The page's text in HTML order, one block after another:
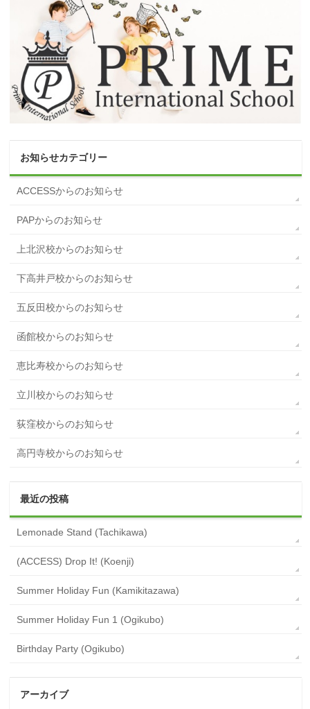
お知らせカテゴリー
ACCESSからのお知らせ
PAPからのお知らせ
上北沢校からのお知らせ
下高井戸校からのお知らせ
五反田校からのお知らせ
函館校からのお知らせ
恵比寿校からのお知らせ
立川校からのお知らせ
荻窪校からのお知らせ
高円寺校からのお知らせ
最近の投稿
Lemonade Stand (Tachikawa)
(ACCESS) Drop It! (Koenji)
Summer Holiday Fun (Kamikitazawa)
Summer Holiday Fun 1 (Ogikubo)
Birthday Party (Ogikubo)
アーカイブ